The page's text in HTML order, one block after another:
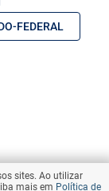
FEDERAL
sites. Ao utilizar
mais em Política de